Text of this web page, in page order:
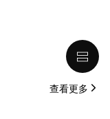
动，甚至变得毫无
交易或持有数字资
请咨询您的法律/
(包括市场数据和统
查看更多